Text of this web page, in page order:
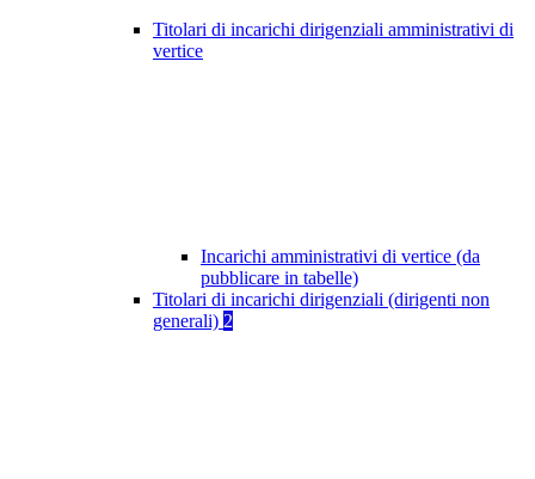
Titolari di incarichi dirigenziali amministrativi di
vertice
Incarichi amministrativi di vertice (da
pubblicare in tabelle)
Titolari di incarichi dirigenziali (dirigenti non
generali) 2